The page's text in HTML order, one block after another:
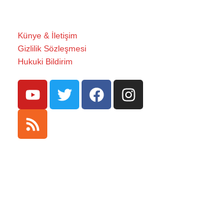
Künye & İletişim
Gizlilik Sözleşmesi
Hukuki Bildirim